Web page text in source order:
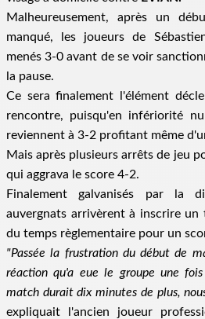
Malheureusement, après un
manqué, les joueurs de
menés 3-0 avant de se voir
la pause.
Ce sera finalement l'élément
rencontre, puisqu'en infériorité
reviennent à 3-2 profitant même
Mais après plusieurs arrêts de jeu
qui aggrava le score 4-2.
Finalement galvanisés par la
auvergnats arrivèrent à inscrire
du temps règlementaire pour un
"Passée la frustration du début de
réaction qu'a eue le groupe une
match durait dix minutes de plus,
expliquait l'ancien joueur